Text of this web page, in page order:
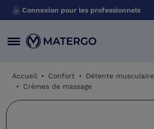
Connexion pour les professionnels
Accueil Confort
Détente musculaire
Crèmes de massage